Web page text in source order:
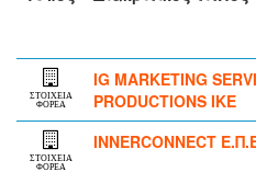
ΣΤΟΙΧΕΙΑ
ΦΟΡΕΑ
IG MARKETING
PRODUCTIONS IKE
ΣΤΟΙΧΕΙΑ
ΦΟΡΕΑ
INNERCONNECT